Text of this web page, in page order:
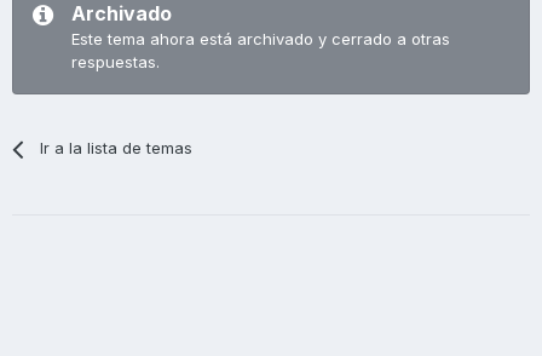
Archivado
Este tema ahora está archivado y cerrado a otras
respuestas.
Ir a la lista de temas